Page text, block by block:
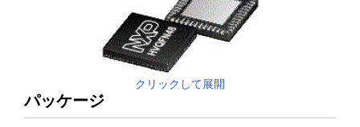
クリックして展開
パッケージ